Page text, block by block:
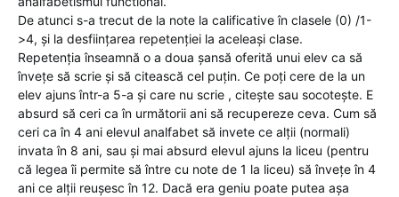
De atunci s-a trecut de la note la calificative în clasele (0) /1-
>4, și la desființarea repetenției la aceleași clase.
Repetenția înseamnă o a doua șansă oferită unui elev ca să
învețe să scrie și să citească cel puțin. Ce poți cere de la un
elev ajuns într-a 5-a și care nu scrie , citește sau socotește. E
absurd să ceri ca în următorii ani să recupereze ceva. Cum să
ceri ca în 4 ani elevul analfabet să invete ce alții (normali)
invata în 8 ani, sau și mai absurd elevul ajuns la liceu (pentru
că legea îi permite să între cu note de 1 la liceu) să învețe în 4
ani ce alții reușesc în 12. Dacă era geniu poate putea așa